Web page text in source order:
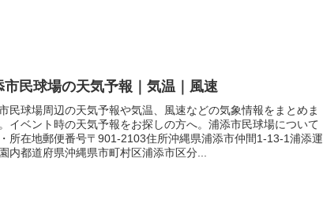
市民球場の天気予報｜気温｜風速
民球場周辺の天気予報や気温、風速などの気象情報をまとめま
イベント時の天気予報をお探しの方へ。浦添市民球場について
所在地郵便番号〒901-2103住所沖縄県浦添市仲間1-13-1浦添運
内都道府県沖縄県市町村区浦添市区分...